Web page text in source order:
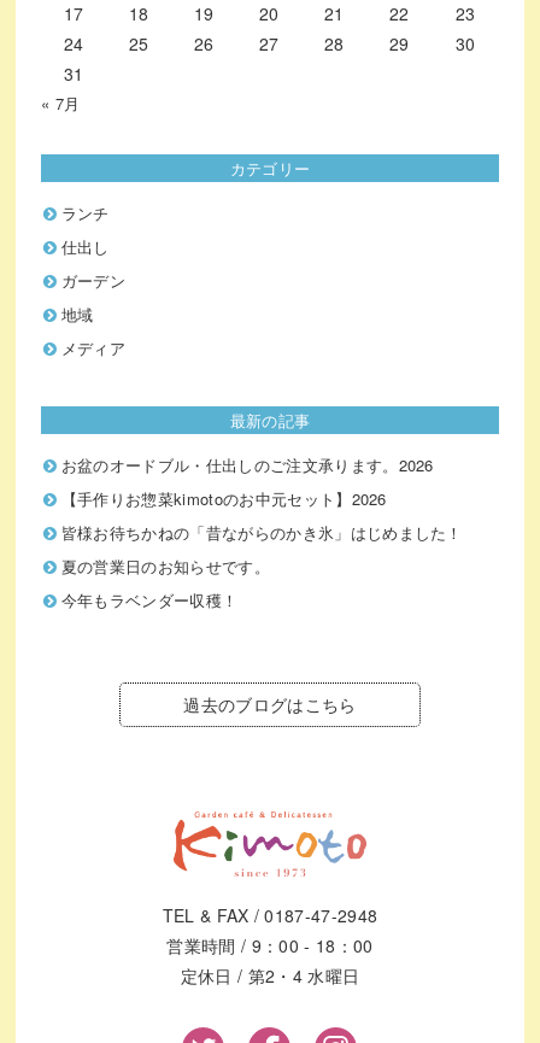
17
18 19 20 21 22
23
24
25 26 27 28 29
30
31
« 7月
カテゴリー
ランチ
仕出し
ガーデン
地域
メディア
最新の記事
お盆のオードブル・仕出しのご注文承ります。2026
【手作りお惣菜kimotoのお中元セット】2026
皆様お待ちかねの「昔ながらのかき氷」はじめました！
夏の営業日のお知らせです。
今年もラベンダー収穫！
過去のブログはこちら
TEL & FAX / 0187-47-2948
営業時間 / 9：00 - 18：00
定休日 / 第2・4 水曜日